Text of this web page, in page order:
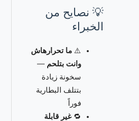
💡 نصايح من
الخبراء
⚠️ما تحرارهاش
وانت بتلحم —
سخونة زيادة
بتتلف البطارية
فوراً
🔁غير قابلة